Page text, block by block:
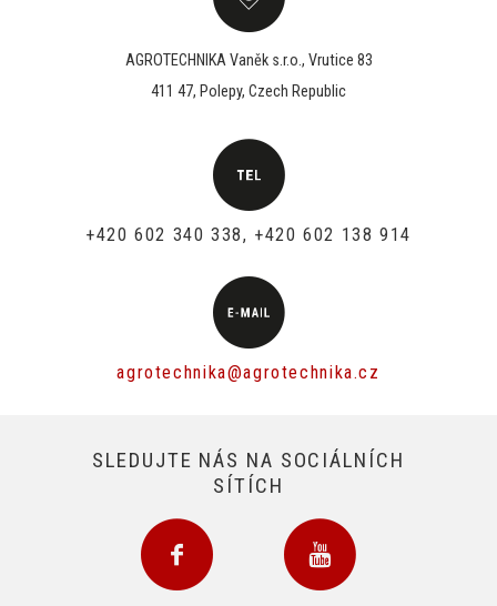
AGROTECHNIKA Vaněk s.r.o., Vrutice 83
411 47, Polepy, Czech Republic
+420 602 340 338, +420 602 138 914
agrotechnika@agrotechnika.cz
SLEDUJTE NÁS NA SOCIÁLNÍCH
SÍTÍCH